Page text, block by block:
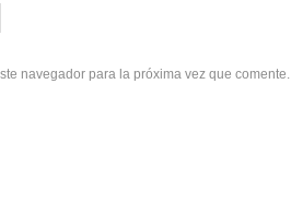
navegador para la próxima vez que comente.